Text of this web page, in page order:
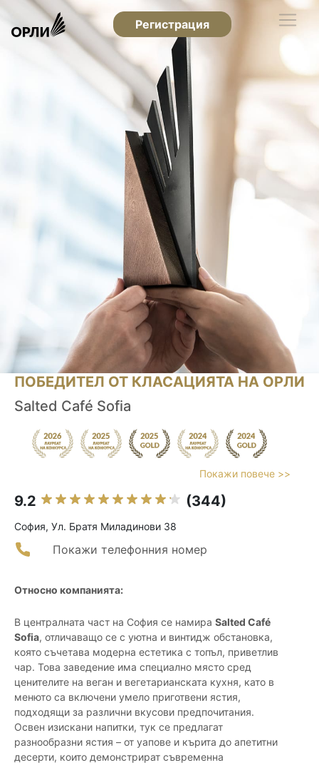
Регистрация
ПОБЕДИТЕЛ ОТ КЛАСАЦИЯТА НА ОРЛИ
Salted Café Sofia
Покажи повече >>
9.2 (344)
София, Ул. Братя Миладинови 38
Покажи телефонния номер
Относно компанията:
В централната част на София се намира Salted Café
Sofia, отличаващо се с уютна и винтидж обстановка,
която съчетава модерна естетика с топъл, приветлив
чар. Това заведение има специално място сред
ценителите на веган и вегетарианската кухня, като в
менюто са включени умело приготвени ястия,
подходящи за различни вкусови предпочитания.
Освен изискани напитки, тук се предлагат
разнообразни ястия – от уапове и кърита до апетитни
десерти, които демонстрират съвременна